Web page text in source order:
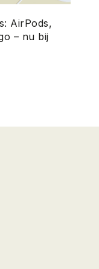
AirPods,
– nu bij